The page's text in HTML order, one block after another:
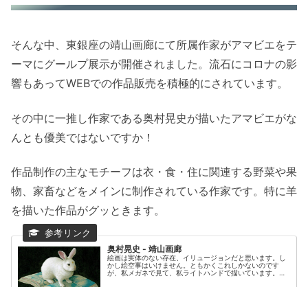
そんな中、東銀座の靖山画廊にて所属作家がアマビエをテ
ーマにグールプ展示が開催されました。流石にコロナの影
響もあってWEBでの作品販売を積極的にされています。
その中に一推し作家である奥村晃史が描いたアマビエがな
んとも優美ではないですか！
作品制作の主なモチーフは衣・食・住に関連する野菜や果
物、家畜などをメインに制作されている作家です。特に羊
を描いた作品がグッときます。
奥村晃史 - 靖山画廊
絵画は実体のない存在、イリュージョンだと思います。し
かし絵空事はいけません。ともかくこれしかないのです
が、私メガネで見て、私ライトハンドで描いています。モ